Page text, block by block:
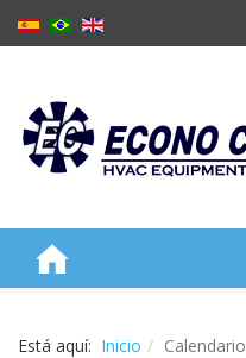
Está aquí: Inicio Calendario